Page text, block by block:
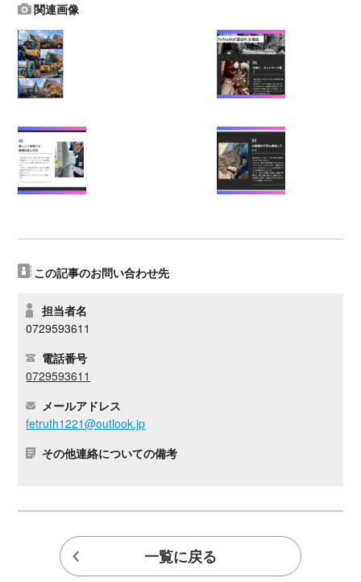
関連画像
この記事のお問い合わせ先
担当者名
0729593611
電話番号
0729593611
メールアドレス
fetruth1221@outlook.jp
その他連絡についての備考
一覧に戻る